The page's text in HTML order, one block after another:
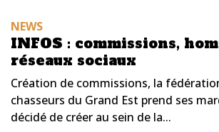
NEWS
INFOS : commissions,
réseaux sociaux
Création de commissions, la
chasseurs du Grand Est prend ses
décidé de créer au sein de la...